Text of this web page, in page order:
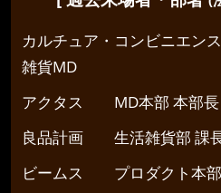
カルチュア・コンビニエ
雑貨MD
アクタス MD本部 本部長
良品計画 生活雑貨部 課
ビームス プロダクト本部